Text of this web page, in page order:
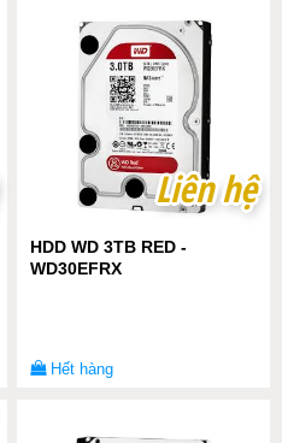
Liên hệ
Liên hệ
HDD WD 3TB RED -
WD30EFRX
Hết hàng